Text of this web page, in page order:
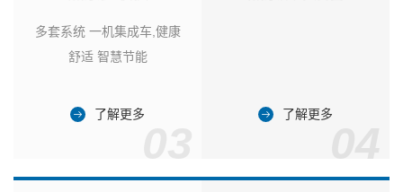
多套系统 一机集成车,健康
舒适 智慧节能
了解更多 了解更多